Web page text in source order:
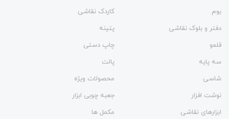
بوم
کاردک نقاشی
دفتر و بلوک نقاشی
پتینه
قلمو
چاپ دستی
سه پایه
پالت
شاسی
محصولات ویژه
نوشت افزار
جعبه چوبی ابزار
ابزارهای نقاشی
مکمل ها